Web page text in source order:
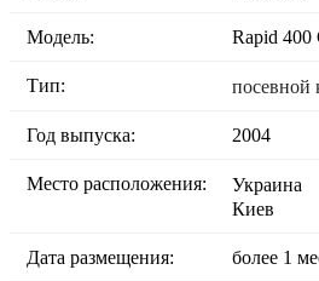
Модель: Rapid 400
Тип: посевной
Год выпуска: 2004
Место расположения:
Украина
Киев
Дата размещения: более 1